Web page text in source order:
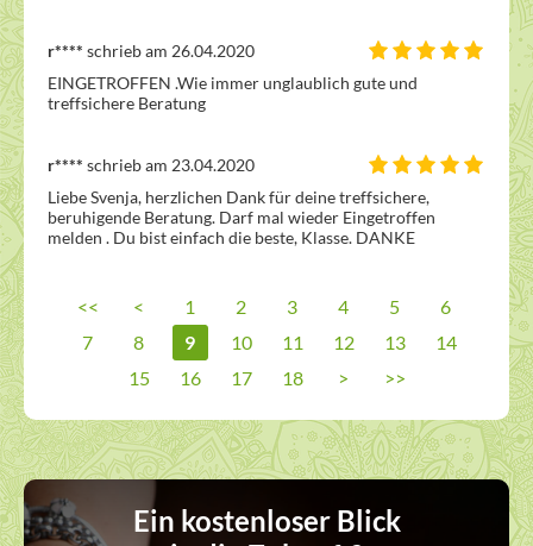
r**** schrieb am 26.04.2020
EINGETROFFEN .Wie immer unglaublich gute und
treffsichere Beratung
r**** schrieb am 23.04.2020
Liebe Svenja, herzlichen Dank für deine treffsichere,
beruhigende Beratung. Darf mal wieder Eingetroffen
melden . Du bist einfach die beste, Klasse. DANKE
<< < 1 2 3 4 5
6
7
8 9 10 11 12 13
14
15
16 17 18 > >>
Ein kostenloser Blick